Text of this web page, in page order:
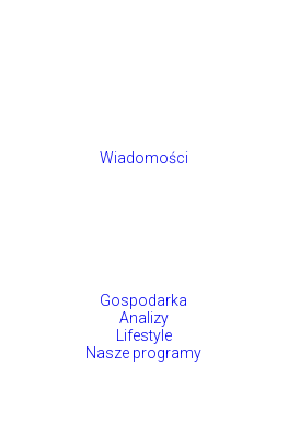
Wiadomości
Gospodarka
Analizy
Lifestyle
Nasze programy